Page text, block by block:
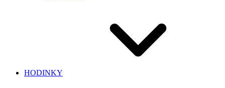
HODINKY